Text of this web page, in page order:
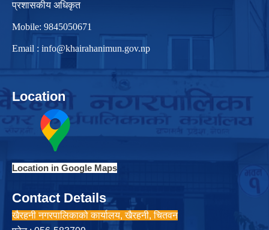
प्रशासकीय अधिकृत
Mobile: 9845050671
Email : info@khairahanimun.gov.np
Location
Location in Google Maps
Contact Details
खैरहनी नगरपालिकाको कार्यालय, खैरहनी, चितवन